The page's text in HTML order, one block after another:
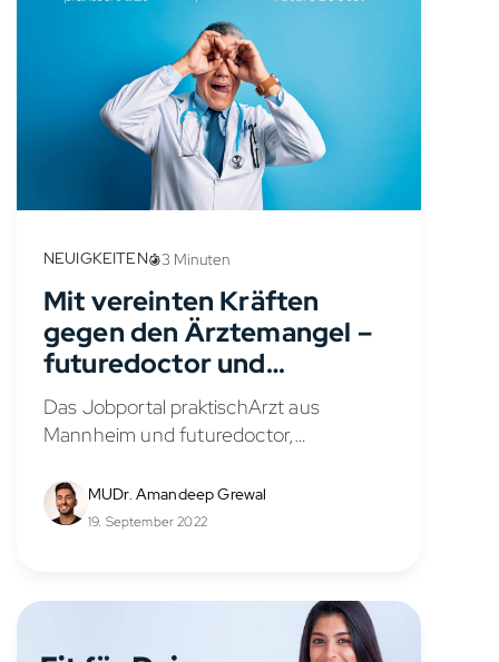
NEUIGKEITEN 3 Minuten
Mit vereinten Kräften
gegen den Ärztemangel –
futuredoctor und
praktischArzt arbeiten
künftig zusammen
Das Jobportal praktischArzt aus
Mannheim und futuredoctor,
angehende Medizinstudierende im
europäischen Ausland, haben zum
zwischen futuredoctor und dem
MUDr. Amandeep Grewal
19. September 2022